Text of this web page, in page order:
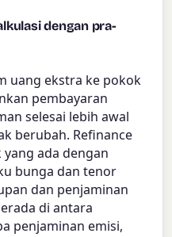
dengan pra-
uang ekstra ke pokok
pembayaran
selesai lebih awal
berubah. Refinance
ada dengan
bunga dan tenor
dan penjaminan
di antara
penjaminan emisi,